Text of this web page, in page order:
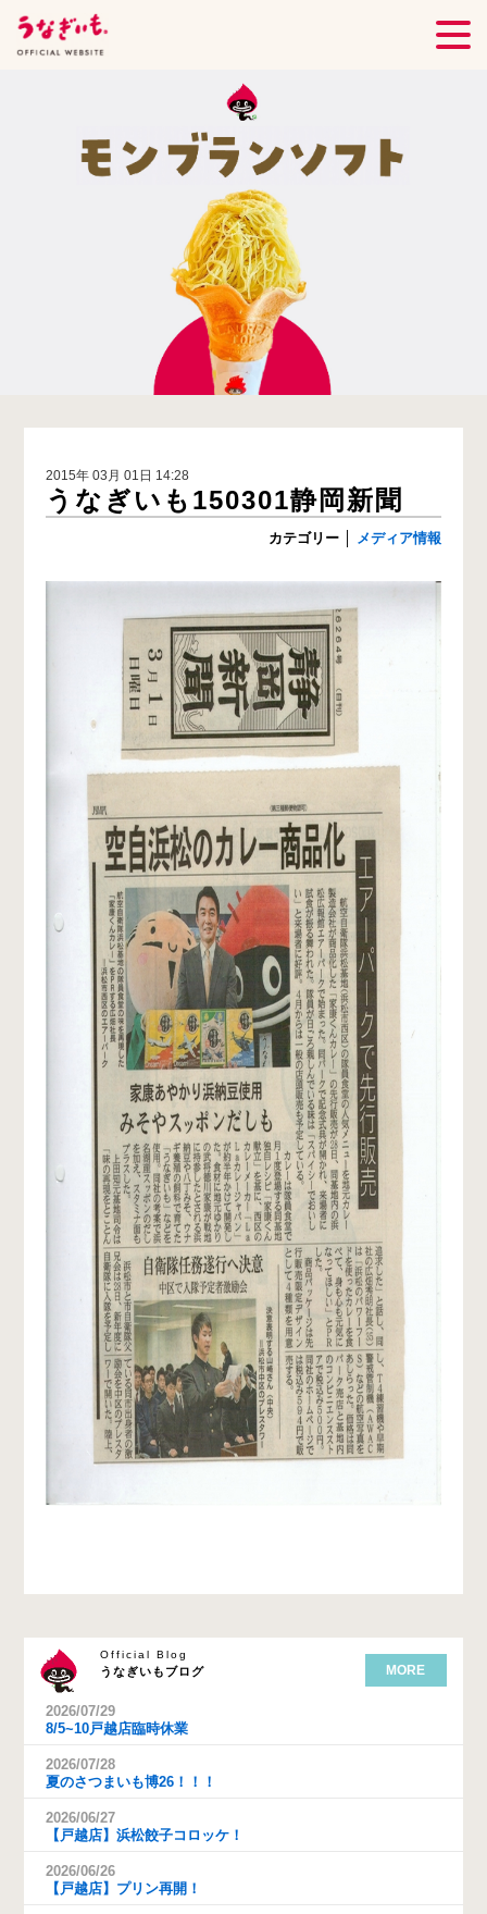
2015年 03月 01日 14:28
うなぎいも150301静岡新聞
カテゴリー メディア情報
うなぎいもブログ
Official Blog
MORE
2026/07/29
8/5~10戸越店臨時休業
2026/07/28
夏のさつまいも博26！！！
2026/06/27
【戸越店】浜松餃子コロッケ！
2026/06/26
【戸越店】プリン再開！